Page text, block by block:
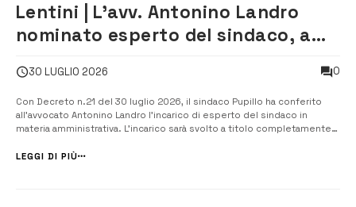
Lentini | L’avv. Antonino Landro
nominato esperto del sindaco, a
amministrativa
30 LUGLIO 2026 0
Con Decreto n.21 del 30 luglio 2026, il sindaco Pupillo ha conferito
all’avvocato Antonino Landro l’incarico di esperto del sindaco in
materia amministrativa. L’incarico sarà svolto a titolo completamente
l’amministrazione comunale nell’espletament...
LEGGI DI PIÙ